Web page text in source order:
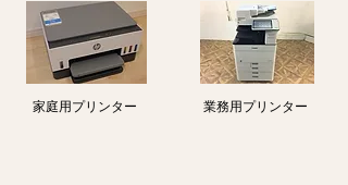
家庭用プリンター 業務用プリンター